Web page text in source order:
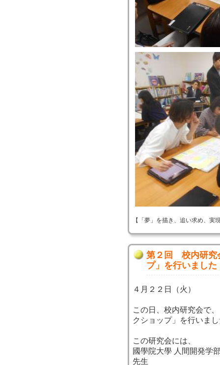
【「夢」を描き、追い求め、
第２回 校内研究
プ」を行いました
４月２２日（火）
この日、校内研究会で
クショップ」を行いま
この研究会には、
國學院大學 人間開発
先生